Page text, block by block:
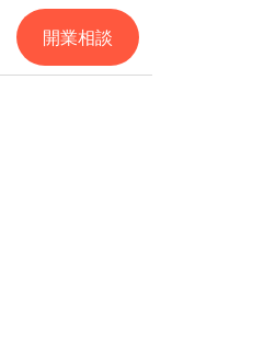
開業相談